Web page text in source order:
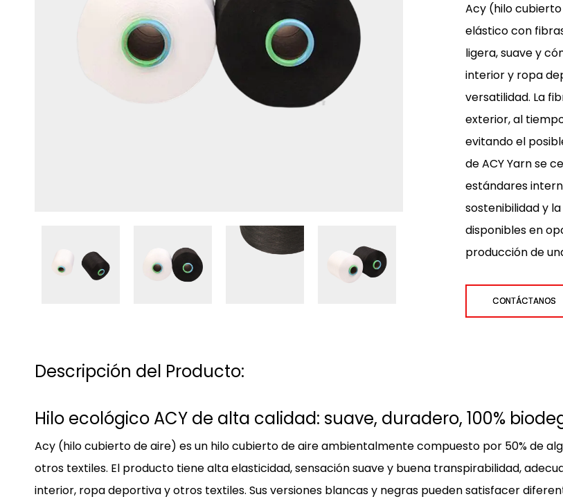
Acy (hilo
elástico con
ligera, suave y
interior y ropa
versatilidad. La
exterior, al
evitando el
de ACY Yarn se
estándares
sostenibilidad y
disponibles en
producción de
CONTÁCTANOS
Descripción del Producto:
Hilo ecológico ACY de alta calidad: suave, duradero, 100%
Acy (hilo cubierto de aire) es un hilo cubierto de aire ambientalmente compuesto por 50% de
otros textiles. El producto tiene alta elasticidad, sensación suave y buena transpirabilidad,
interior, ropa deportiva y otros textiles. Sus versiones blancas y negras pueden satisfacer